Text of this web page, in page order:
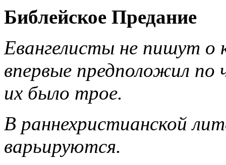
Библейское Предание
Евангелисты не пишут о
впервые предположил по
их было трое.
В раннехристианской
варьируются.